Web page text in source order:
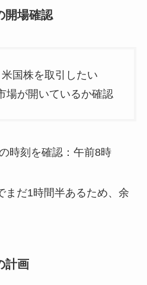
開場確認
国株を取引したい
場が開いているか確認
時刻を確認：午前8時
まだ1時間半あるため、余
計画